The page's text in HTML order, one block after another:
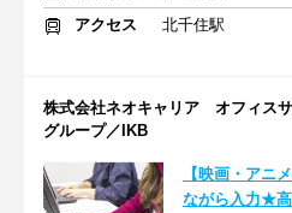
アクセス
北千住駅
株式会社ネオキャリア オフィス
グループ／IKB
【映画・アニ
ながら入力★